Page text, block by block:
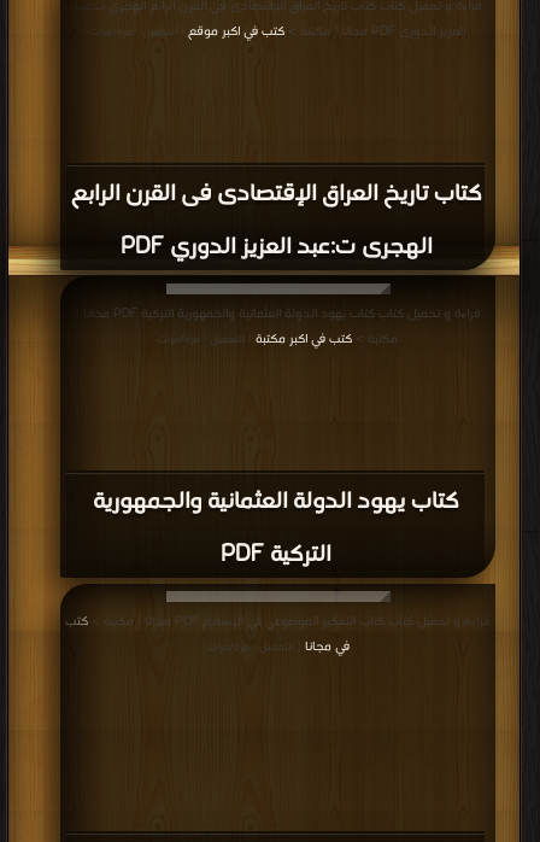
كتاب تاريخ العراق الإقتصادى فى القرن الرابع
الهجرى ت:عبد العزيز الدوري PDF
العزيز الدوري PDF مجانا | مكتبة >
كتب في اكبر موقع | التحميل : مرة/مرات
كتاب يهود الدولة العثمانية والجمهورية
التركية PDF
مكتبة > كتب في اكبر مكتبة | التحميل : مرة/مرات
قراءة و تحميل كتاب كتاب التفكير الموضوعي في الإسلام PDF مجانا | مكتبة >
في مجانا
| التحميل : مرة/مرات